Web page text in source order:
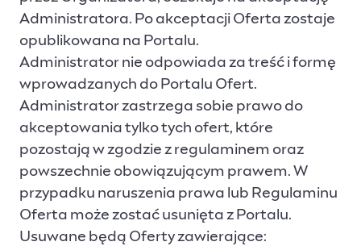
Administratora. Po akceptacji Oferta zostaje
opublikowana na Portalu.
Administrator nie odpowiada za treść i formę
wprowadzanych do Portalu Ofert.
Administrator zastrzega sobie prawo do
akceptowania tylko tych ofert, które
pozostają w zgodzie z regulaminem oraz
powszechnie obowiązującym prawem. W
przypadku naruszenia prawa lub Regulaminu
Oferta może zostać usunięta z Portalu.
Usuwane będą Oferty zawierające: